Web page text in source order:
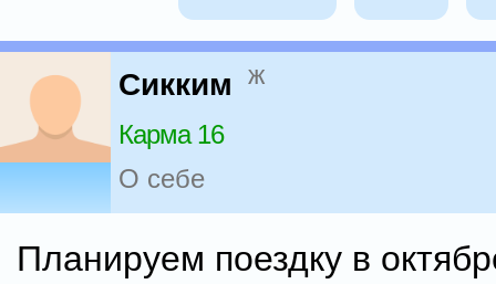
Сикким ж
Карма 16
О себе
Планируем поездку в